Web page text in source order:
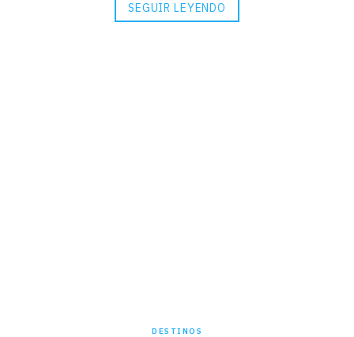
SEGUIR LEYENDO
DESTINOS